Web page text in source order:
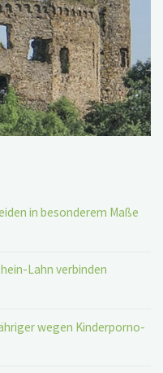
in besonderem Maße
Lahn verbinden
wegen Kinderporno-